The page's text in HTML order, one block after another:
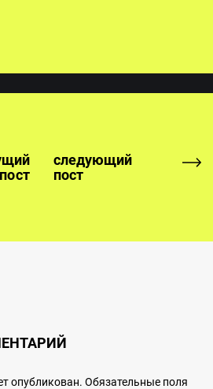
пост
следующий
пост
опубликован. Обязательные поля